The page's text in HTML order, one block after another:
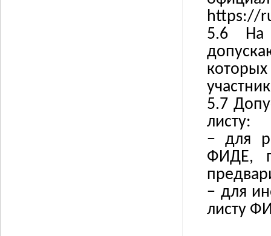
https://
5.6 На
5.7
листу:
−
для
ФИДЕ,
− для
листу